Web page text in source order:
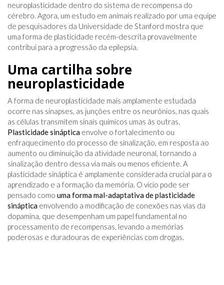
neuroplasticidade dentro do sistema de recompensa do
cérebro. Agora, um estudo em animais realizado por uma equipe
de pesquisadores da Universidade de Stanford mostra que
uma forma de plasticidade recém-descrita provavelmente
contribui para a progressão da epilepsia.
Uma cartilha sobre
neuroplasticidade
A forma de neuroplasticidade mais amplamente estudada
ocorre nas sinapses, as junções entre os neurônios, nas quais
as células transmitem sinais químicos umas às outras.
Plasticidade sináptica envolve o fortalecimento ou
enfraquecimento do processo de sinalização, em resposta ao
aumento ou diminuição da atividade neuronal, tornando a
sinalização dentro dessa via mais ou menos eficiente. A
plasticidade sináptica é amplamente considerada crucial para o
aprendizado e a formação da memória. O vício pode ser
pensado como uma forma mal-adaptativa de plasticidade
sináptica envolvendo a modificação de conexões nas vias da
dopamina, que desempenham um papel fundamental no
processamento de recompensas, levando a memórias
poderosas e duradouras de experiências com drogas.